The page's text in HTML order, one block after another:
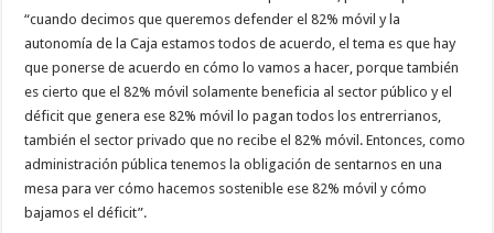
“cuando decimos que queremos defender el 82% móvil y la
autonomía de la Caja estamos todos de acuerdo, el tema es que hay
que ponerse de acuerdo en cómo lo vamos a hacer, porque también
es cierto que el 82% móvil solamente beneficia al sector público y el
déficit que genera ese 82% móvil lo pagan todos los entrerrianos,
también el sector privado que no recibe el 82% móvil. Entonces, como
administración pública tenemos la obligación de sentarnos en una
mesa para ver cómo hacemos sostenible ese 82% móvil y cómo
bajamos el déficit”.